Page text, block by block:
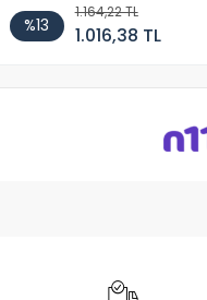
%13
1.164,22 TL
1.016,38 TL